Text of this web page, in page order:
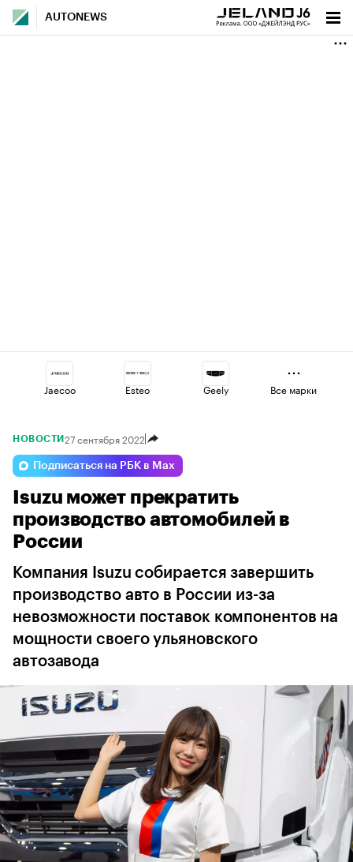
AUTONEWS
Jaecoo Esteo Geely
Changan Haval
Volga Voyah Lada
Все марки
НОВОСТИ 27 сентября 2022
Подписаться на РБК в Max
Isuzu может прекратить
производство автомобилей в
России
Компания Isuzu собирается завершить
производство авто в России из-за
невозможности поставок компонентов на
мощности своего ульяновского
автозавода